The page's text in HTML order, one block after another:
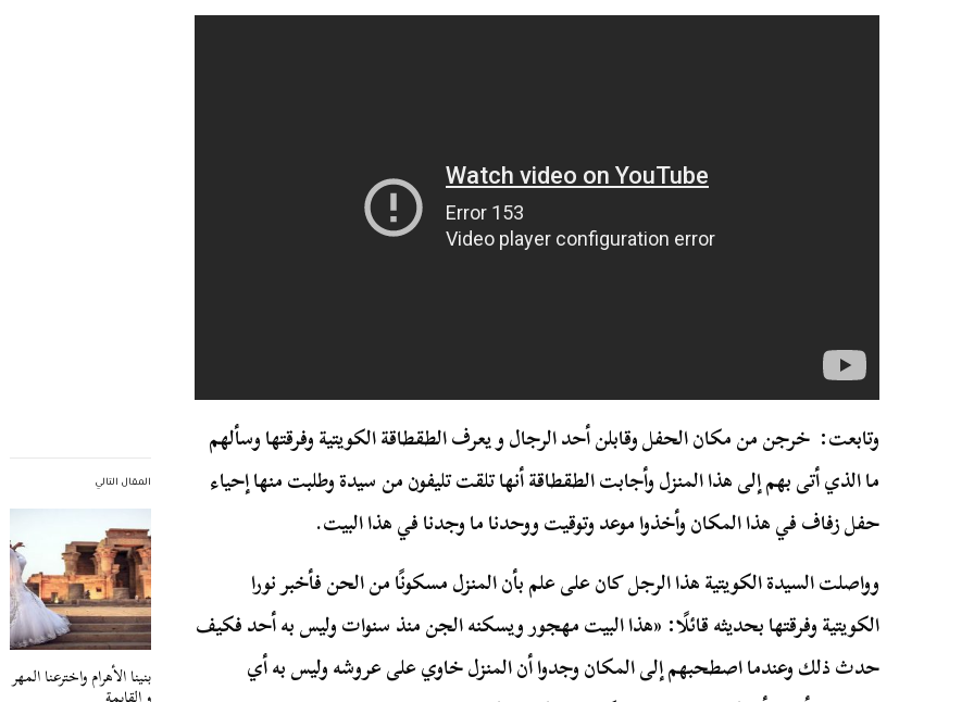
المقال التالي
بنينا الأهرام واخترعنا المهر
وتابعت: خرجن من مكان الحفل وقابلن أحد الرجال و يعرف الطقطاقة الكويتية وفرقتها وسألهم
ما الذي أتى بهم إلى هذا المنزل وأجابت الطقطاقة أنها تلقت تليفون من سيدة وطلبت منها إحياء
حفل زفاف في هذا المكان وأخذوا موعد وتوقيت ووحدنا ما وجدنا في هذا البيت.
وواصلت السيدة الكويتية هذا الرجل كان على علم بأن المنزل مسكونًا من الحن فأخبر نورا
الكويتية وفرقتها بحديثه قائلًا: «هذا البيت مهجور ويسكنه الجن منذ سنوات وليس به أحد فكيف
حدث ذلك وعندما اصطحبهم إلى المكان وجدوا أن المنزل خاوي على عروشه وليس به أي